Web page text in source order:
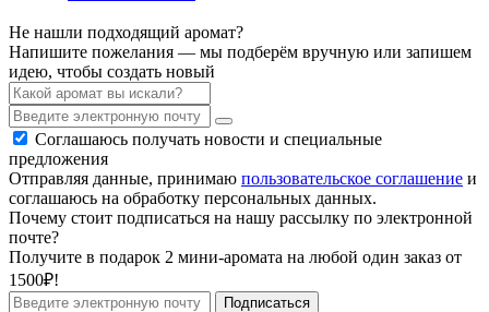
Не нашли подходящий аромат?
Напишите пожелания — мы подберём вручную или запишем
идею, чтобы создать новый
Соглашаюсь получать новости и специальные
предложения
Отправляя данные, принимаю пользовательское соглашение и
соглашаюсь на обработку персональных данных.
Почему стоит подписаться на нашу рассылку по электронной
почте?
Получите в подарок 2 мини-аромата на любой один заказ от
1500₽!
Подписаться